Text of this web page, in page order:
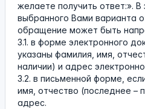
желаете получить ответ:». В
выбранного Вами варианта
обращение может быть
3.1. в форме электронного
указаны фамилия, имя,
наличии) и адрес
3.2. в письменной форме,
имя, отчество (последнее –
адрес.